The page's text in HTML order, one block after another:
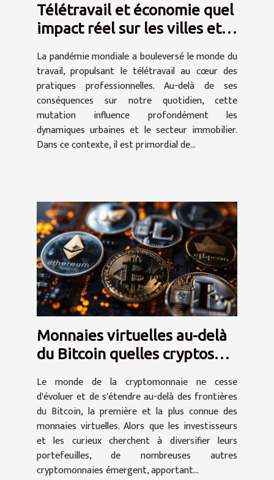
Télétravail et économie quel
impact réel sur les villes et
La pandémie mondiale a bouleversé le monde du
travail, propulsant le télétravail au cœur des
pratiques professionnelles. Au-delà de ses
conséquences sur notre quotidien, cette
mutation influence profondément les
dynamiques urbaines et le secteur immobilier.
Dans ce contexte, il est primordial de...
Monnaies virtuelles au-delà
du Bitcoin quelles cryptos
Le monde de la cryptomonnaie ne cesse
d'évoluer et de s'étendre au-delà des frontières
du Bitcoin, la première et la plus connue des
monnaies virtuelles. Alors que les investisseurs
et les curieux cherchent à diversifier leurs
portefeuilles, de nombreuses autres
cryptomonnaies émergent, apportant...